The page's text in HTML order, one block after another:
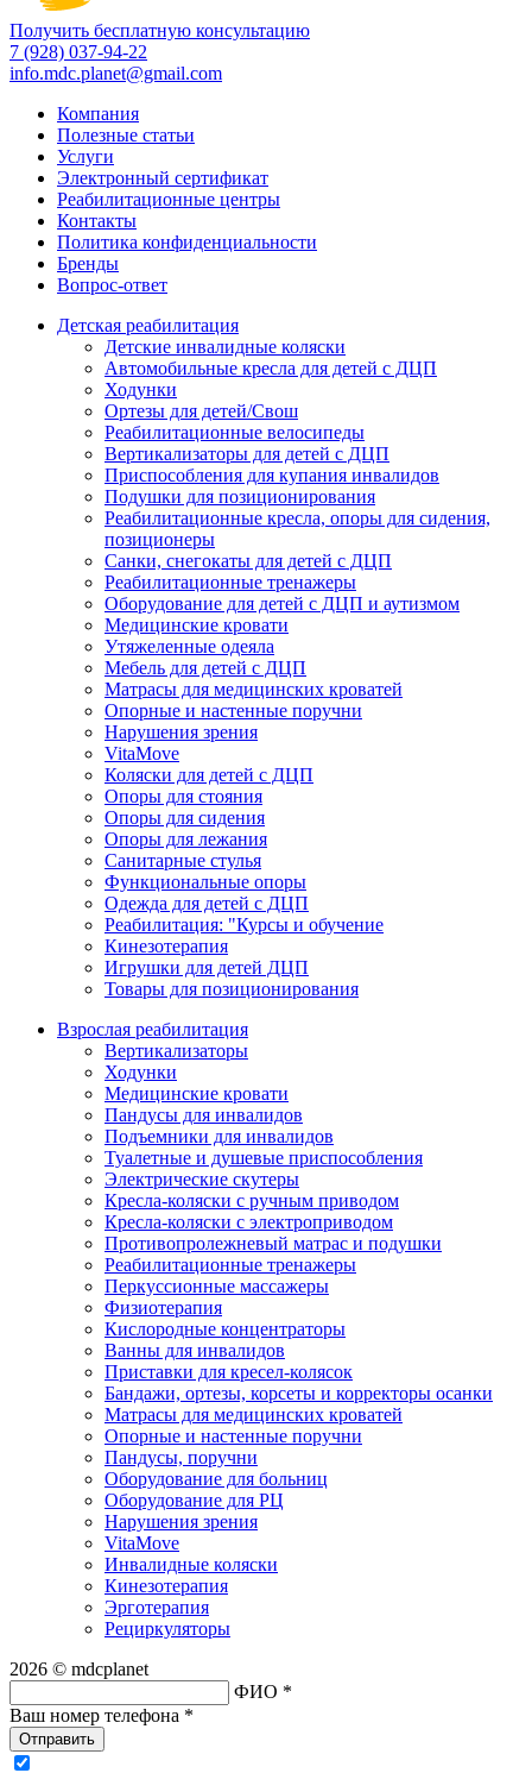
Получить бесплатную консультацию
7 (928) 037-94-22
info.mdc.planet@gmail.com
Компания
Полезные статьи
Услуги
Электронный сертификат
Реабилитационные центры
Контакты
Политика конфиденциальности
Бренды
Вопрос-ответ
Детская реабилитация
Детские инвалидные коляски
Автомобильные кресла для детей с ДЦП
Ходунки
Ортезы для детей/Свош
Реабилитационные велосипеды
Вертикализаторы для детей с ДЦП
Приспособления для купания инвалидов
Подушки для позиционирования
Реабилитационные кресла, опоры для сидения,
позиционеры
Санки, снегокаты для детей с ДЦП
Реабилитационные тренажеры
Оборудование для детей с ДЦП и аутизмом
Медицинские кровати
Утяжеленные одеяла
Мебель для детей с ДЦП
Матрасы для медицинских кроватей
Опорные и настенные поручни
Нарушения зрения
VitaMove
Коляски для детей с ДЦП
Опоры для стояния
Опоры для сидения
Опоры для лежания
Санитарные стулья
Функциональные опоры
Одежда для детей с ДЦП
Реабилитация: "Курсы и обучение
Кинезотерапия
Игрушки для детей ДЦП
Товары для позиционирования
Взрослая реабилитация
Вертикализаторы
Ходунки
Медицинские кровати
Пандусы для инвалидов
Подъемники для инвалидов
Туалетные и душевые приспособления
Электрические скутеры
Кресла-коляски с ручным приводом
Кресла-коляски с электроприводом
Противопролежневый матрас и подушки
Реабилитационные тренажеры
Перкуссионные массажеры
Физиотерапия
Кислородные концентраторы
Ванны для инвалидов
Приставки для кресел-колясок
Бандажи, ортезы, корсеты и корректоры осанки
Матрасы для медицинских кроватей
Опорные и настенные поручни
Пандусы, поручни
Оборудование для больниц
Оборудование для РЦ
Нарушения зрения
VitaMove
Инвалидные коляски
Кинезотерапия
Эрготерапия
Рециркуляторы
2026 © mdcplanet
ФИО *
Ваш номер телефона *
Отправить